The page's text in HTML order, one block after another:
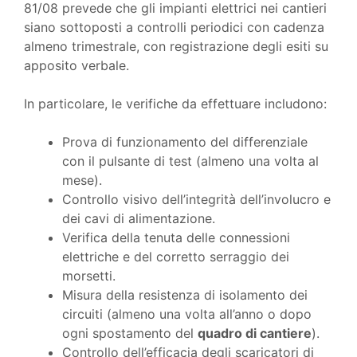
81/08 prevede che gli impianti elettrici nei cantieri
siano sottoposti a controlli periodici con cadenza
almeno trimestrale, con registrazione degli esiti su
apposito verbale.
In particolare, le verifiche da effettuare includono:
Prova di funzionamento del differenziale
con il pulsante di test (almeno una volta al
mese).
Controllo visivo dell’integrità dell’involucro e
dei cavi di alimentazione.
Verifica della tenuta delle connessioni
elettriche e del corretto serraggio dei
morsetti.
Misura della resistenza di isolamento dei
circuiti (almeno una volta all’anno o dopo
ogni spostamento del quadro di cantiere).
Controllo dell’efficacia degli scaricatori di